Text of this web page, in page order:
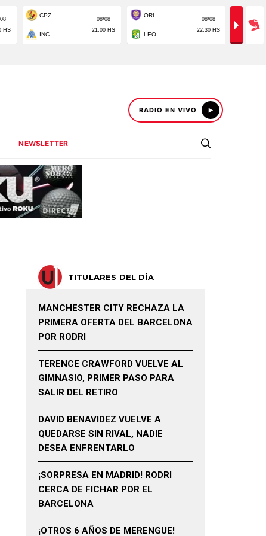
RADIO EN VIVO
NEWSLETTER
TITULARES DEL DÍA
MANCHESTER CITY RECHAZA LA
PRIMERA OFERTA DEL BARCELONA
POR RODRI
TERENCE CRAWFORD VUELVE AL
GIMNASIO, PRIMER PASO PARA
SALIR DEL RETIRO
DAVID BENAVIDEZ VUELVE A
QUEDARSE SIN RIVAL, NADIE
DESEA ENFRENTARLO
¡SORPRESA EN MADRID! RODRI
CERCA DE FICHAR POR EL
BARCELONA
¡OTROS 6 AÑOS DE MERENGUE!